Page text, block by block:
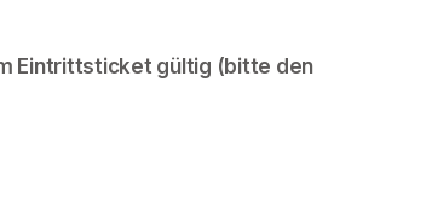
Eintrittsticket gültig (bitte den